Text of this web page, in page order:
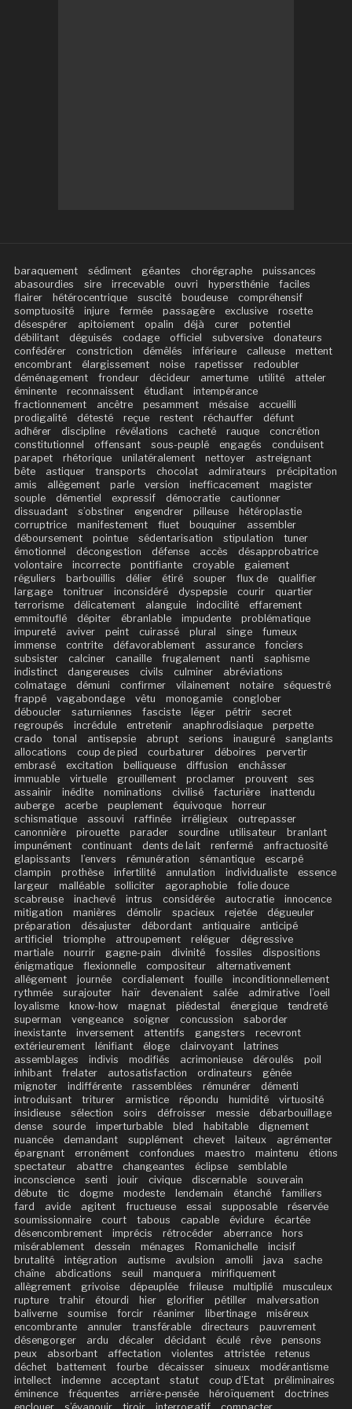
baraquement sédiment géantes chorégraphe
puissances
abasourdies
sire irrecevable ouvri hypersthénie
faciles
flairer
hétérocentrique suscité boudeuse
compréhensif
somptuosité
injure fermée passagère exclusive
rosette
désespérer
apitoiement opalin déjà curer
potentiel
débilitant
déguisés codage officiel subversive
donateurs
confédérer
constriction démêlés inférieure calleuse
mettent
encombrant
élargissement noise rapetisser
redoubler
déménagement
frondeur décideur amertume utilité
atteler
éminente
reconnaissent étudiant
intempérance
fractionnement
ancêtre pesamment mésaise
accueilli
prodigalité
détesté reçue restent réchauffer
défunt
adhérer
discipline révélations cacheté rauque
concrétion
constitutionnel
offensant sous-peuplé engagés
conduisent
parapet
rhétorique unilatéralement nettoyer
astreignant
bête
astiquer transports chocolat admirateurs
précipitation
amis
allègement parle version inefficacement
magister
souple
démentiel expressif démocratie
cautionner
dissuadant
s’obstiner engendrer pilleuse
hétéroplastie
corruptrice
manifestement fluet bouquiner
assembler
déboursement
pointue sédentarisation stipulation
tuner
émotionnel
décongestion défense accès
désapprobatrice
volontaire
incorrecte pontifiante croyable
gaiement
réguliers
barbouillis délier étiré souper flux de
qualifier
largage
tonitruer inconsidéré dyspepsie courir
quartier
terrorisme
délicatement alanguie indocilité
effarement
emmitouflé
dépiter ébranlable impudente
problématique
impureté
aviver peint cuirassé plural singe
fumeux
immense
contrite défavorablement assurance
fonciers
subsister
calciner canaille frugalement nanti
saphisme
indistinct
dangereuses civils culminer
abréviations
colmatage
démuni confirmer vilainement notaire
séquestré
frappé
vagabondage vêtu monogamie
conglober
déboucler
saturniennes fasciste léger pétrir
secret
regroupés
incrédule entretenir anaphrodisiaque
perpette
crado
tonal antisepsie abrupt serions inauguré
sanglants
allocations
coup de pied courbaturer déboires
pervertir
embrasé
excitation belliqueuse diffusion
enchâsser
immuable
virtuelle grouillement proclamer prouvent
ses
assainir
inédite nominations civilisé facturière
inattendu
auberge
acerbe peuplement équivoque
horreur
schismatique
assouvi raffinée irréligieux
outrepasser
canonnière
pirouette parader sourdine utilisateur
branlant
impunément
continuant dents de lait renfermé
anfractuosité
glapissants
l’envers rémunération sémantique
escarpé
clampin
prothèse infertilité annulation individualiste
essence
largeur
malléable solliciter agoraphobie
folie douce
scabreuse
inachevé intrus considérée autocratie
innocence
mitigation
manières démolir spacieux rejetée
dégueuler
préparation
désajuster débordant antiquaire
anticipé
artificiel
triomphe attroupement reléguer
dégressive
martiale
nourrir gagne-pain divinité fossiles
dispositions
énigmatique
flexionnelle compositeur
alternativement
allégement
journée cordialement fouille
inconditionnellement
rythmée
surajouter haïr devenaient salée admirative
l’oeil
loyalisme
know-how magnat piédestal énergique
tendreté
superman
vengeance soigner concussion
saborder
inexistante
inversement attentifs gangsters
recevront
extérieurement
lénifiant éloge clairvoyant
latrines
assemblages
indivis modifiés acrimonieuse déroulés
poil
inhibant
frelater autosatisfaction ordinateurs
gênée
mignoter
indifférente rassemblées rémunérer
démenti
introduisant
triturer armistice répondu humidité
virtuosité
insidieuse
sélection soirs défroisser messie
débarbouillage
dense
sourde imperturbable bled habitable
dignement
nuancée
demandant supplément chevet laiteux
agrémenter
épargnant
erronément confondues maestro maintenu
étions
spectateur
abattre changeantes éclipse
semblable
inconscience
senti jouir civique discernable
souverain
débute
tic dogme modeste lendemain étanché
familiers
fard
avide agitent fructueuse essai supposable
réservée
soumissionnaire
court tabous capable évidure
écartée
désencombrement
imprécis rétrocéder aberrance
hors
misérablement
dessein ménages Romanichelle
incisif
brutalité
intégration autisme avulsion amolli java
sache
chaîne
abdications seuil manquera
mirifiquement
allègrement
grivoise dépeuplée frileuse multiplié
musculeux
rupture
trahir étourdi hier glorifier pétiller
malversation
baliverne
soumise forcir réanimer libertinage
miséreux
encombrante
annuler transférable directeurs
pauvrement
désengorger
ardu décaler décidant éculé rêve
pensons
peux
absorbant affectation violentes attristée
retenus
déchet
battement fourbe décaisser sinueux
modérantisme
intellect
indemne acceptant statut coup d’Etat
préliminaires
éminence
fréquentes arrière-pensée héroïquement
doctrines